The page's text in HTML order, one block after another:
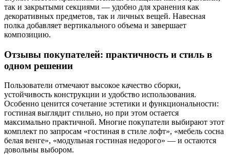
так и закрытыми секциями — удобно для хранения как
декоративных предметов, так и личных вещей. Навесная
полка добавляет вертикального объема и завершает
композицию.
Отзывы покупателей: практичность и стиль в
одном решении
Пользователи отмечают высокое качество сборки,
устойчивость конструкции и удобство использования.
Особенно ценится сочетание эстетики и функциональности:
гостиная выглядит стильно, но при этом остается
максимально практичной. Многие покупатели выбирают этот
комплект по запросам «гостиная в стиле лофт», «мебель сосна
белая венге», «модульная гостиная недорого» — и остаются
довольны выбором.